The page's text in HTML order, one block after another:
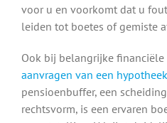
voor u en voorkomt dat u
leiden tot boetes of gemiste
Ook bij belangrijke
aanvragen van een hypotheek
pensioenbuffer, een
rechtsvorm, is een ervaren